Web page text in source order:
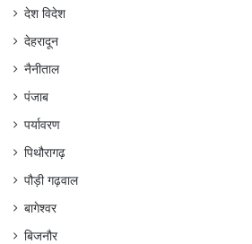
देश विदेश
देहरादून
नैनीताल
पंजाब
पर्यावरण
पिथौरागढ़
पौड़ी गढ़वाल
बागेश्वर
बिजनौर